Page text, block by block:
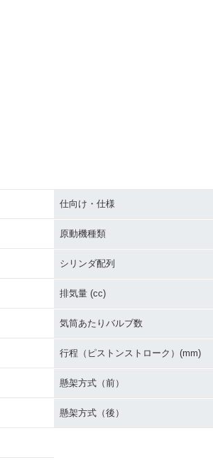
仕向け・仕様
原動機種類
シリンダ配列
排気量 (cc)
気筒あたりバルブ数
行程（ピストンストローク）(mm)
懸架方式（前）
懸架方式（後）